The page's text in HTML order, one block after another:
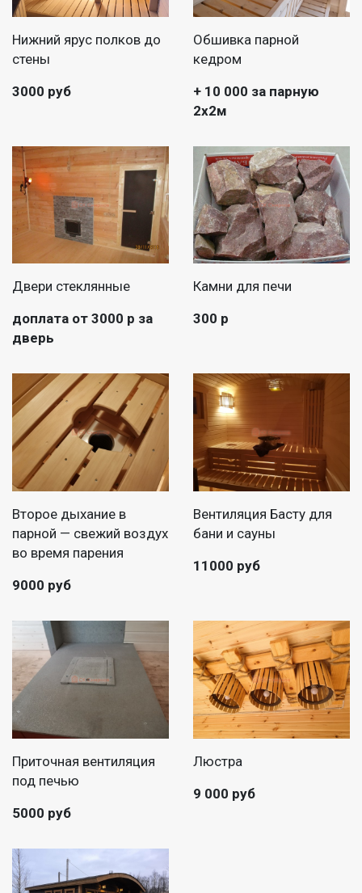
Нижний ярус полков до
стены
3000 руб
Обшивка парной
кедром
+ 10 000 за парную
2х2м
Двери стеклянные
доплата от 3000 р за
дверь
Камни для печи
300 р
Второе дыхание в
парной — свежий воздух
во время парения
9000 руб
Вентиляция Басту для
бани и сауны
11000 руб
Приточная вентиляция
под печью
5000 руб
Люстра
9 000 руб